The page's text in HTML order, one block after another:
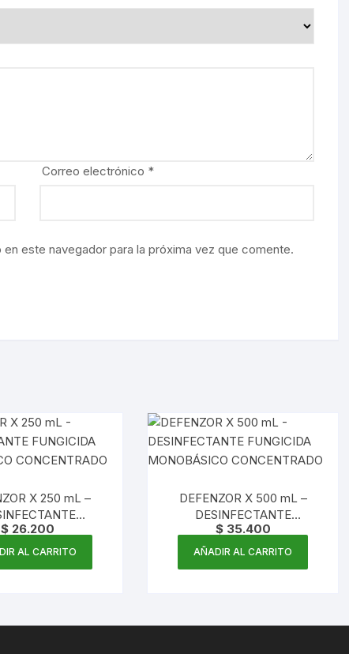
Correo electrónico *
este navegador para la próxima vez que comente.
X 250 mL –
MONOBÁSICO
$26.200
AL CARRITO
DEFENZOR X 500 mL –
DESINFECTANTE
FUNGICIDA MONOBÁSICO
CONCENTRADO
$35.400
AÑADIR AL CARRITO